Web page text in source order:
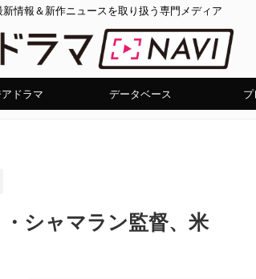
情報＆新作ニュースを取り扱う専門メディア
ドラマ データベース
シャマラン監督、米